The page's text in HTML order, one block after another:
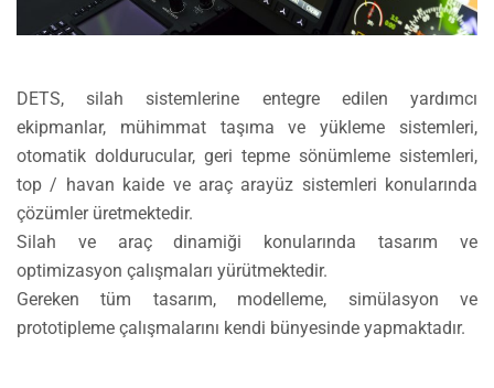
DETS, silah sistemlerine entegre edilen yardımcı
ekipmanlar, mühimmat taşıma ve yükleme sistemleri,
otomatik doldurucular, geri tepme sönümleme sistemleri,
top / havan kaide ve araç arayüz sistemleri konularında
çözümler üretmektedir.
Silah ve araç dinamiği konularında tasarım ve
optimizasyon çalışmaları yürütmektedir.
Gereken tüm tasarım, modelleme, simülasyon ve
prototipleme çalışmalarını kendi bünyesinde yapmaktadır.